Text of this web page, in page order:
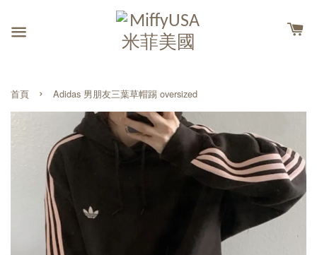
首頁 › Adidas 男朋友三葉草帽踢 oversized